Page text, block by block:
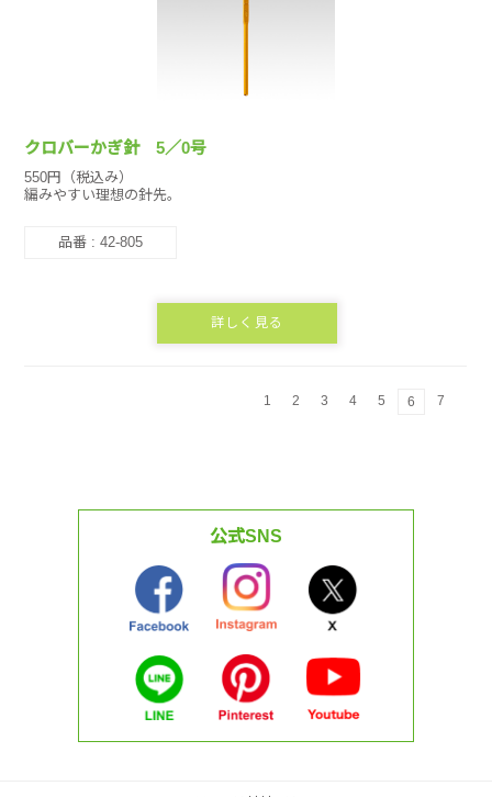
クロバーかぎ針 5／0号
550円（税込み）
編みやすい理想の針先。
品番 : 42-805
詳しく見る
1 2 3 4 5 6 7
公式SNS